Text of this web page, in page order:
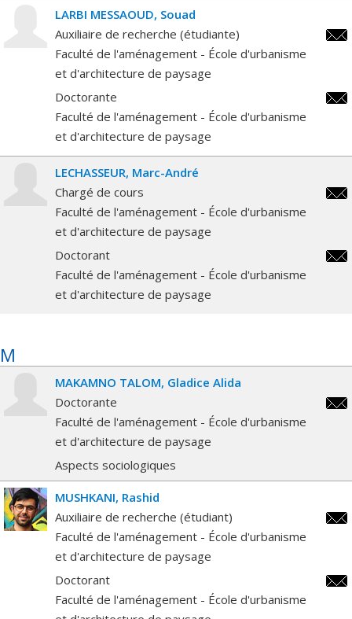
LARBI MESSAOUD Souad
Auxiliaire de recherche (étudiante)
Faculté de l'aménagement - École d'urbanisme
et d'architecture de paysage
Doctorante
Faculté de l'aménagement - École d'urbanisme
et d'architecture de paysage
LECHASSEUR Marc-André
Chargé de cours
Faculté de l'aménagement - École d'urbanisme
et d'architecture de paysage
Doctorant
Faculté de l'aménagement - École d'urbanisme
et d'architecture de paysage
M
MAKAMNO TALOM Gladice Alida
Doctorante
Faculté de l'aménagement - École d'urbanisme
et d'architecture de paysage
Aspects sociologiques
MUSHKANI Rashid
Auxiliaire de recherche (étudiant)
Faculté de l'aménagement - École d'urbanisme
et d'architecture de paysage
Doctorant
Faculté de l'aménagement - École d'urbanisme